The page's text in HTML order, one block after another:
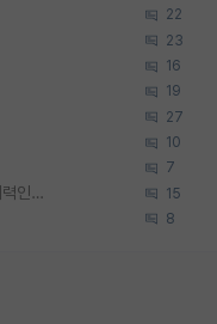
22
23
16
19
27
10
7
박사진학하기에 2억은 괜찮은 (?) 정도의 경제력인가요 15
8